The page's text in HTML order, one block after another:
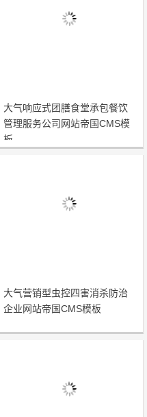
大气响应式团膳食堂承包餐饮
管理服务公司网站帝国CMS模
板
大气营销型虫控四害消杀防治
企业网站帝国CMS模板